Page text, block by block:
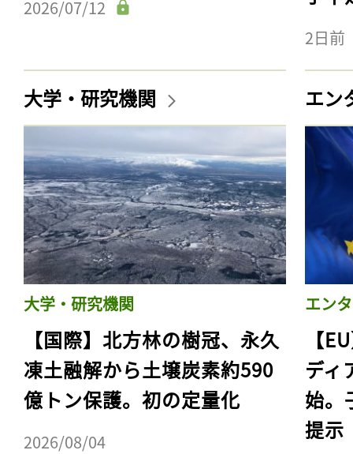
2026/07/12
2日前
大学・研究機関
大学・研究機関
【国際】北方林の樹冠、永久
凍土融解から土壌炭素約590
億トン保護。初の定量化
2026/08/04
エン
エン
【
ディ
始。
提示